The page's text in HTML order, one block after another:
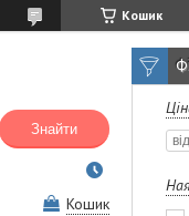
Кошик
Знайти
Кошик